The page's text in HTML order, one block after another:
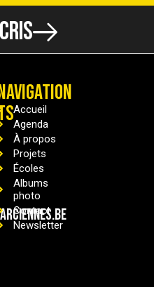
08/2026
Accueil
Agenda
À propos
Projets
Écoles
Albums
photo
Contact
Newsletter